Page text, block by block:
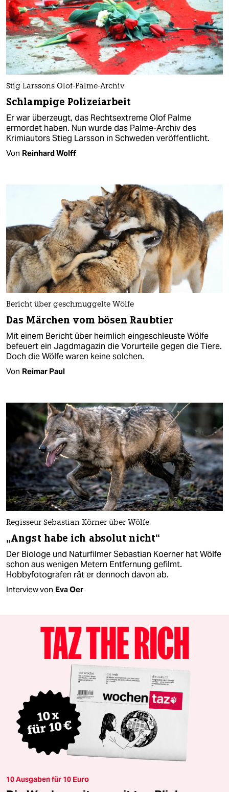
Stig Larssons Olof-Palme-Archiv
Schlampige Polizeiarbeit
Er war überzeugt, das Rechtsextreme Olof Palme
ermordet haben. Nun wurde das Palme-Archiv des
Krimiautors Stieg Larsson in Schweden veröffentlicht.
Von Reinhard Wolff
Bericht über geschmuggelte Wölfe
Das Märchen vom bösen Raubtier
Mit einem Bericht über heimlich eingeschleuste Wölfe
befeuert ein Jagdmagazin die Vorurteile gegen die Tiere.
Doch die Wölfe waren keine solchen.
Von Reimar Paul
Regisseur Sebastian Körner über Wölfe
„Angst habe ich absolut nicht“
Der Biologe und Naturfilmer Sebastian Koerner hat Wölfe
schon aus wenigen Metern Entfernung gefilmt.
Hobbyfotografen rät er dennoch davon ab.
Interview von Eva Oer
10 Ausgaben für 10 Euro